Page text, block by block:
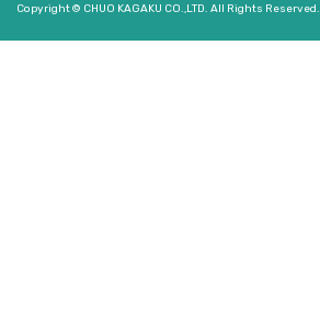
Copyright © CHUO KAGAKU CO.,LTD. All Rights Reserved.